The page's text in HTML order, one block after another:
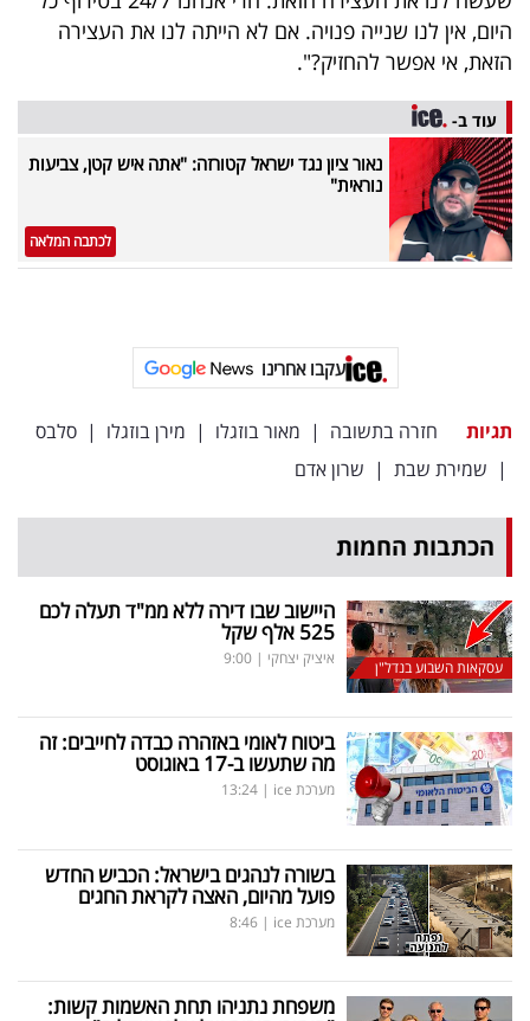
היום, אין לנו שנייה פנויה. אם לא הייתה לנו את העצירה
הזאת, אי אפשר להחזיק?".
עוד ב-
נאור ציון נגד ישראל קטורזה: "אתה איש קטן, צביעות
נוראית"
לכתבה המלאה
עקבו אחרינו
תגיות חזרה בתשובה | מאור בוזגלו | מירן בוזגלו | סלבס
| שמירת שבת | שרון אדם
הכתבות החמות
עסקאות השבוע בנדל"ן
היישוב שבו דירה ללא ממ"ד תעלה לכם
525 אלף שקל
איציק יצחקי |
9:00
ביטוח לאומי באזהרה כבדה לחייבים: זה
מה שתעשו ב-17 באוגוסט
מערכת ice |
13:24
בשורה לנהגים בישראל: הכביש החדש
פועל מהיום, האצה לקראת החגים
מערכת ice |
8:46
משפחת נתניהו תחת האשמות קשות: